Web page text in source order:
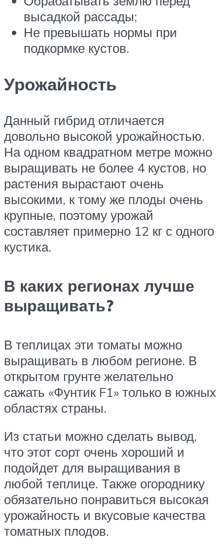
высадкой рассады;
Не превышать нормы при
подкормке кустов.
Урожайность
Данный гибрид отличается
довольно высокой урожайностью.
На одном квадратном метре можно
выращивать не более 4 кустов, но
растения вырастают очень
высокими, к тому же плоды очень
крупные, поэтому урожай
составляет примерно 12 кг с одного
кустика.
В каких регионах лучше
выращивать?
В теплицах эти томаты можно
выращивать в любом регионе. В
открытом грунте желательно
сажать «Фунтик F1» только в южных
областях страны.
Из статьи можно сделать вывод,
что этот сорт очень хороший и
подойдет для выращивания в
любой теплице. Также огороднику
обязательно понравиться высокая
урожайность и вкусовые качества
томатных плодов.